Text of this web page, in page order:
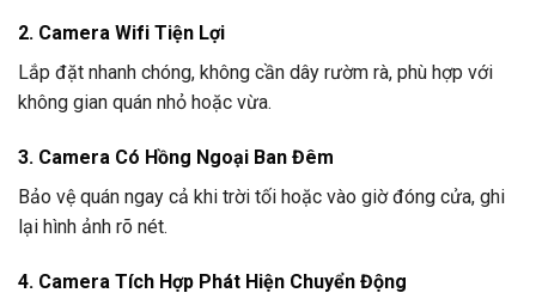
2. Camera Wifi Tiện Lợi
Lắp đặt nhanh chóng, không cần dây rườm rà, phù hợp với
không gian quán nhỏ hoặc vừa.
3. Camera Có Hồng Ngoại Ban Đêm
Bảo vệ quán ngay cả khi trời tối hoặc vào giờ đóng cửa, ghi
lại hình ảnh rõ nét.
4. Camera Tích Hợp Phát Hiện Chuyển Động